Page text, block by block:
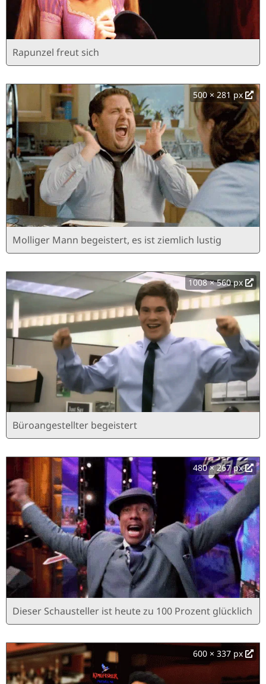
Rapunzel freut sich
500 × 281 px
Molliger Mann begeistert, es ist ziemlich lustig
1008 × 560 px
Büroangestellter begeistert
480 × 267 px
Dieser Schausteller ist heute zu 100 Prozent glücklich
600 × 337 px